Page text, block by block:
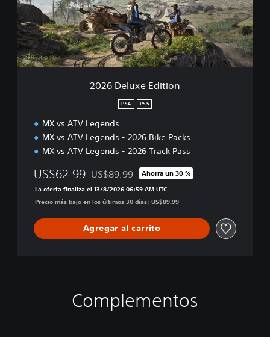
l
u
x
e
E
d
2026 Deluxe Edition
PS4 PS5
MX vs ATV Legends
MX vs ATV Legends - 2026 Bike Packs
MX vs ATV Legends - 2026 Track Pass
US$62.99 Rebajado del precio original de US$89.99
US$89.99 Ahorra un 30 %
La oferta finaliza el 13/8/2026 06:59 AM UTC
Precio más bajo en los últimos 30 días: US$89.99
Agregar al carrito
Complementos